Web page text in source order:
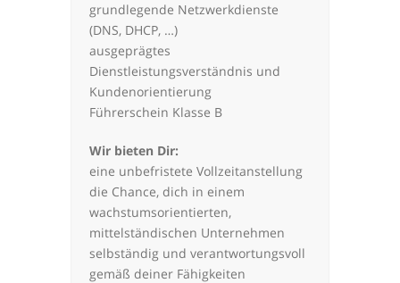
grundlegende Netzwerkdienste
(DNS, DHCP, …)
ausgeprägtes
Dienstleistungsverständnis und
Kundenorientierung
Führerschein Klasse B
Wir bieten Dir:
eine unbefristete Vollzeitanstellung
die Chance, dich in einem
wachstumsorientierten,
mittelständischen Unternehmen
selbständig und verantwortungsvoll
gemäß deiner Fähigkeiten